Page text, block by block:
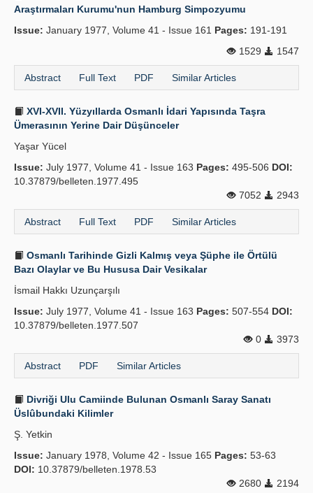
Araştırmaları Kurumu'nun Hamburg Simpozyumu
Issue: January 1977, Volume 41 - Issue 161 Pages: 191-191
1529
1547
Abstract Full Text PDF Similar Articles
XVI-XVII. Yüzyıllarda Osmanlı İdari Yapısında Taşra
Ümerasının Yerine Dair Düşünceler
Yaşar Yücel
Issue: July 1977, Volume 41 - Issue 163 Pages: 495-506 DOI:
10.37879/belleten.1977.495
7052
2943
Abstract Full Text PDF Similar Articles
Osmanlı Tarihinde Gizli Kalmış veya Şüphe ile Örtülü
Bazı Olaylar ve Bu Hususa Dair Vesikalar
İsmail Hakkı Uzunçarşılı
Issue: July 1977, Volume 41 - Issue 163 Pages: 507-554 DOI:
10.37879/belleten.1977.507
0
3973
Abstract PDF Similar Articles
Divriği Ulu Camiinde Bulunan Osmanlı Saray Sanatı
Üslûbundaki Kilimler
Ş. Yetkin
Issue: January 1978, Volume 42 - Issue 165 Pages: 53-63
DOI: 10.37879/belleten.1978.53
2680
2194